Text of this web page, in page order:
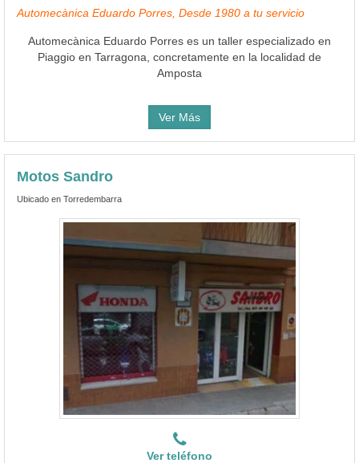
Automecànica Eduardo Porres, Desde 1980 a tu servicio
Automecànica Eduardo Porres es un taller especializado en
Piaggio en Tarragona, concretamente en la localidad de
Amposta
Ver Más
Motos Sandro
Ubicado en Torredembarra
Ver teléfono